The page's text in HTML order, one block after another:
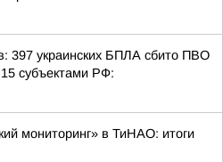
397 украинских БПЛА сбито ПВО
субъектами РФ:
мониторинг» в ТиНАО: итоги